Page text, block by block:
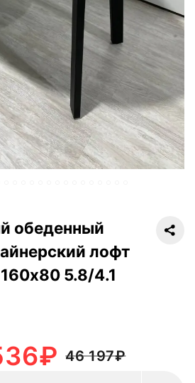
обеденный
лофт
5.8/4.1
46 197₽
₽